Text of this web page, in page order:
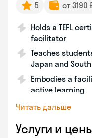
5 от 3190
Holds a TEFL
facilitator
Teaches
Japan and
Embodies a
active learning
Читать дальше
Услуги и